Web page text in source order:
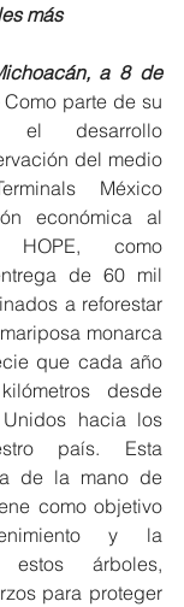
más
a 8 de
parte de su
el desarrollo
del medio
México
económica al
HOPE, como
de 60 mil
a reforestar
monarca
que cada año
desde
hacia los
país. Esta
de la mano de
como objetivo
y la
árboles,
para proteger